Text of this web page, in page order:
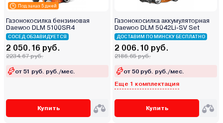
Под заказ 5 дней
Газонокосилка бензиновая
Daewoo DLM 5100SR4
СОСЕД ОБЗАВИДУЕТСЯ
2 050.16 руб.
2234.67 руб.
от 51 руб. руб./мес.
Купить
Газонокосилка аккумуляторная
Daewoo DLM 5042Li-SV Set
ДОСТАВИМ ПО МИНСКУ БЕСПЛАТНО
2 006.10 руб.
2186.65 руб.
от 50 руб. руб./мес.
Еще 1 комплектация
Купить